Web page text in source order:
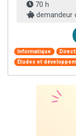
70 h
demandeur
Informatique
Études et